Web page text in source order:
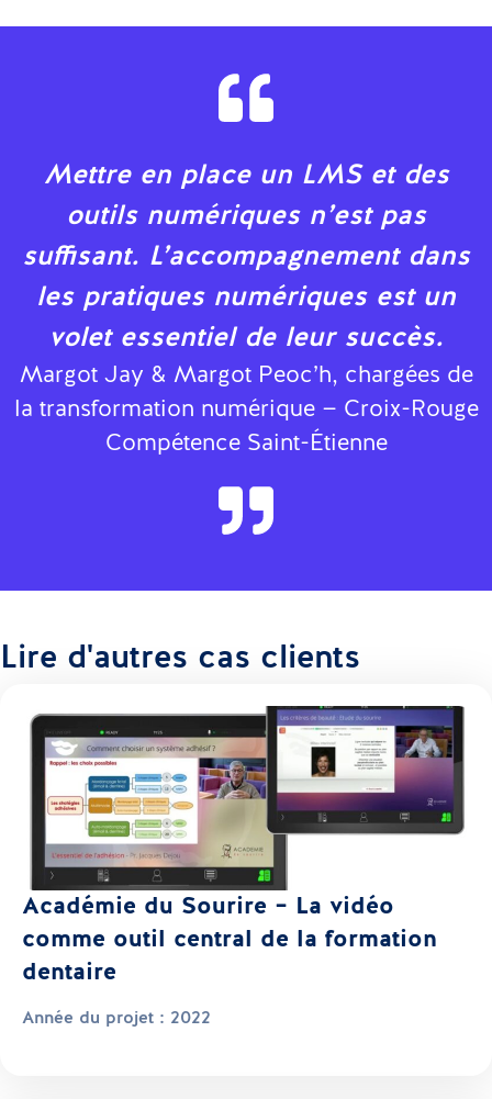
Mettre en place un LMS et des
outils numériques n’est pas
suffisant. L’accompagnement dans
les pratiques numériques est un
volet essentiel de leur succès.
Margot Jay & Margot Peoc’h, chargées de
la transformation numérique — Croix-Rouge
Compétence Saint-Étienne
Lire d'autres cas clients
Académie du Sourire – La vidéo
comme outil central de la formation
dentaire
Année du projet : 2022